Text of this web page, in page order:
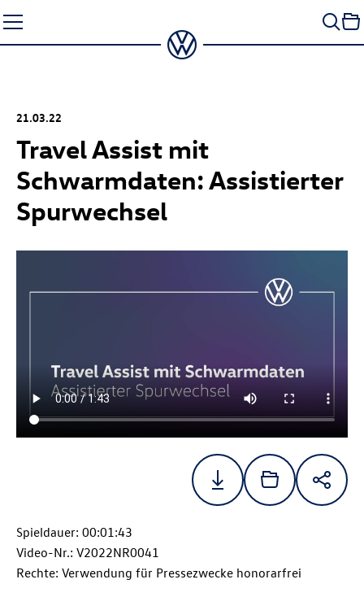
Seiteninhalt
springen
21.03.22
Travel Assist mit
Schwarmdaten: Assistierter
Spurwechsel
Spieldauer: 00:01:43
Video-Nr.: V2022NR0041
Rechte: Verwendung für Pressezwecke honorarfrei